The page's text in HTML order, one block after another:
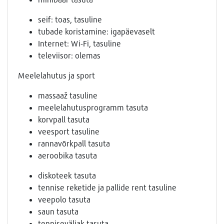
seif: toas, tasuline
tubade koristamine: igapäevaselt
Internet: Wi-Fi, tasuline
televiisor: olemas
Meelelahutus ja sport
massaaž tasuline
meelelahutusprogramm tasuta
korvpall tasuta
veesport tasuline
rannavõrkpall tasuta
aeroobika tasuta
diskoteek tasuta
tennise reketide ja pallide rent tasuline
veepolo tasuta
saun tasuta